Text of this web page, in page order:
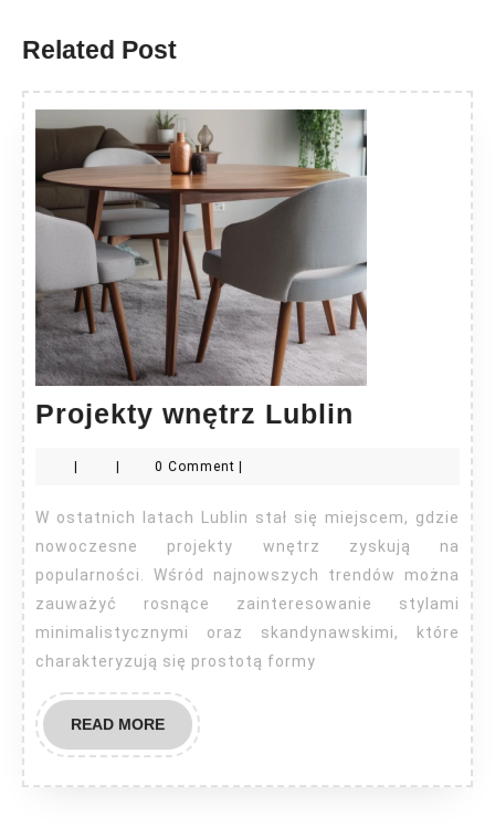
Related Post
Projekty wnętrz Lublin
0 Comment
W ostatnich latach Lublin stał się miejscem, gdzie
nowoczesne projekty wnętrz zyskują na
popularności. Wśród najnowszych trendów można
zauważyć rosnące zainteresowanie stylami
minimalistycznymi oraz skandynawskimi, które
charakteryzują się prostotą formy
READ MOREREAD
MORE